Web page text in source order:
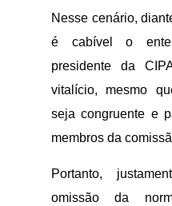
Nesse cenário,
é cabível o
presidente da
vitalício, mesmo
seja congruente e
membros da
Portanto,
omissão da